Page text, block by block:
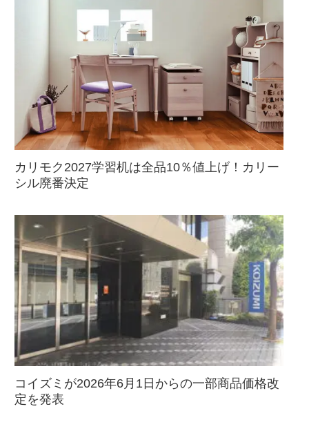
カリモク2027学習机は全品10％値上げ！カリー
シル廃番決定
コイズミが2026年6月1日からの一部商品価格改
定を発表